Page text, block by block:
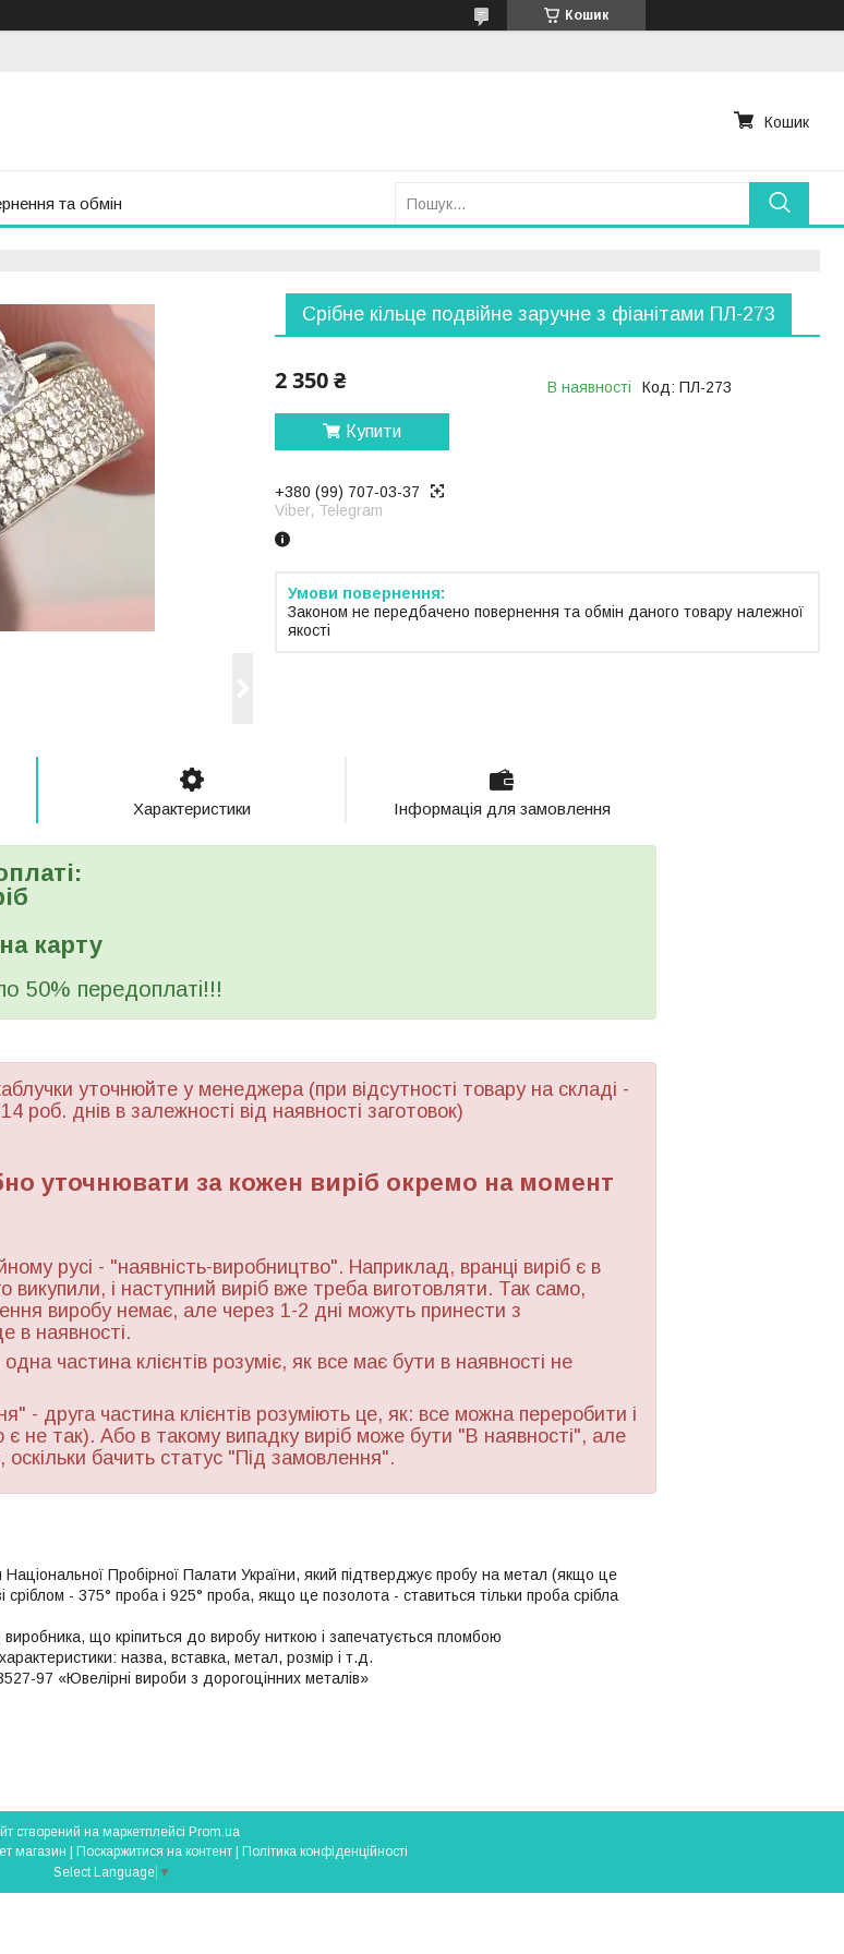
Кошик
Кошик
та обмін
Срібне кільце подвійне заручне з фіанітами ПЛ-273
2 350 ₴ В наявності Код: ПЛ-273
Купити
+380 (99) 707-03-37
Viber, Telegram
Законом не передбачено повернення та обмін даного товару належної
якості
Характеристики Інформація для замовлення
карту
50% передоплаті!!!
уточнюйте у менеджера (при відсутності товару на складі -
роб. днів в залежності від наявності заготовок)
уточнювати за кожен виріб окремо на момент
русі - "наявність-виробництво". Наприклад, вранці виріб є в
викупили, і наступний виріб вже треба виготовляти. Так само,
виробу немає, але через 1-2 дні можуть принести з
в наявності.
частина клієнтів розуміє, як все має бути в наявності не
- друга частина клієнтів розуміють це, як: все можна переробити і
є не так). Або в такому випадку виріб може бути "В наявності", але
оскільки бачить статус "Під замовлення".
Пробірної Палати України, який підтверджує пробу на метал (якщо це
сріблом - 375° проба і 925° проба, якщо це позолота - ставиться тільки проба срібла
виробника, що кріпиться до виробу ниткою і запечатується пломбою
характеристики: назва, вставка, метал, розмір і т.д.
97 «Ювелірні вироби з дорогоцінних металів»
створений на маркетплейсі Prom.ua
Silverlavka - ювелірний інтернет магазин | Поскаржитися на контент | Політика конфіденційності
Select Language ▼